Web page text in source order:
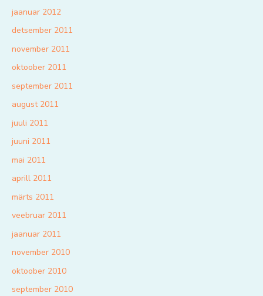
jaanuar 2012
detsember 2011
november 2011
oktoober 2011
september 2011
august 2011
juuli 2011
juuni 2011
mai 2011
aprill 2011
märts 2011
veebruar 2011
jaanuar 2011
november 2010
oktoober 2010
september 2010